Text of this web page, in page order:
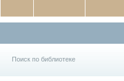
Поиск по библиотеке